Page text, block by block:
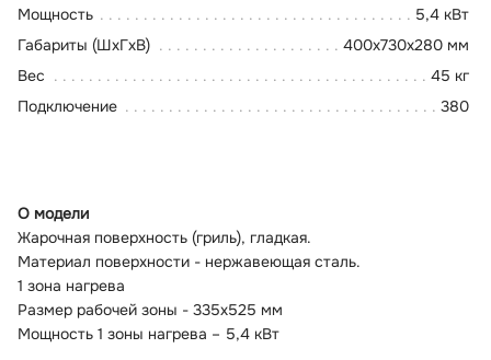
Мощность
5,4 кВт
Габариты (ШхГхВ)
400x730x280 мм
Вес
45 кг
Подключение
380
О модели
Жарочная поверхность (гриль), гладкая.
Материал поверхности - нержавеющая сталь.
1 зона нагрева
Размер рабочей зоны - 335x525 мм
Мощность 1 зоны нагрева – 5,4 кВт